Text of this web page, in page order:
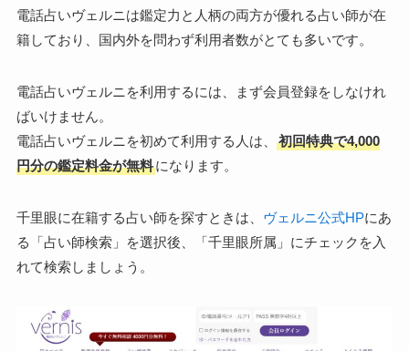
電話占いヴェルニは鑑定力と人柄の両方が優れる占い師が在
籍しており、国内外を問わず利用者数がとても多いです。
電話占いヴェルニを利用するには、まず会員登録をしなけれ
ばいけません。
電話占いヴェルニを初めて利用する人は、
初回特典で4,000
円分の鑑定料金が無料になります。
千里眼に在籍する占い師を探すときは、 ヴェルニ公式HPにあ
る「占い師検索」を選択後、「千里眼所属」にチェックを入
れて検索しましょう。